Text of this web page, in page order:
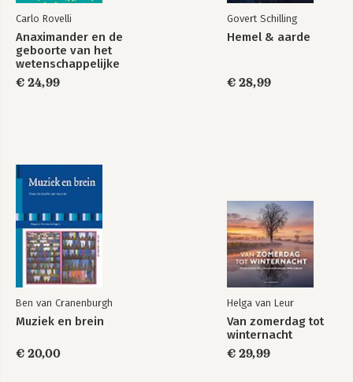
Carlo Rovelli
Anaximander en de
geboorte van het
wetenschappelijke
denken
€ 24,99
Govert Schilling
Hemel & aarde
€ 28,99
Ben van Cranenburgh
Muziek en brein
€ 20,00
Helga van Leur
Van zomerdag tot
winternacht
€ 29,99